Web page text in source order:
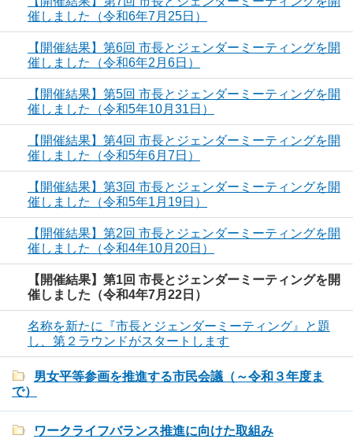
催しました（令和6年7月25日）
【開催結果】第6回 市長とジェンダーミーティングを開
催しました（令和6年2月6日）
【開催結果】第5回 市長とジェンダーミーティングを開
催しました（令和5年10月31日）
【開催結果】第4回 市長とジェンダーミーティングを開
催しました（令和5年6月7日）
【開催結果】第3回 市長とジェンダーミーティングを開
催しました（令和5年1月19日）
【開催結果】第2回 市長とジェンダーミーティングを開
催しました（令和4年10月20日）
【開催結果】第1回 市長とジェンダーミーティングを開
催しました（令和4年7月22日）
名称を新たに『市長とジェンダーミーティング』と題
し、第２ラウンドがスタートします
男女平等参画を推進する市民会議（～令和３年度ま
で）
ワークライフバランス推進に向けた取組み